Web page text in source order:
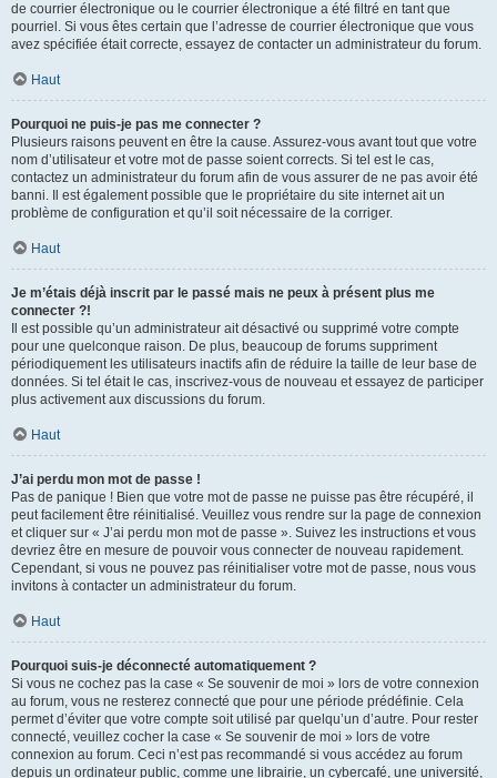
de courrier électronique ou le courrier électronique a été filtré en tant que
pourriel. Si vous êtes certain que l’adresse de courrier électronique que vous
avez spécifiée était correcte, essayez de contacter un administrateur du forum.
Haut
Pourquoi ne puis-je pas me connecter ?
Plusieurs raisons peuvent en être la cause. Assurez-vous avant tout que votre
nom d’utilisateur et votre mot de passe soient corrects. Si tel est le cas,
contactez un administrateur du forum afin de vous assurer de ne pas avoir été
banni. Il est également possible que le propriétaire du site internet ait un
problème de configuration et qu’il soit nécessaire de la corriger.
Haut
Je m’étais déjà inscrit par le passé mais ne peux à présent plus me
connecter ?!
Il est possible qu’un administrateur ait désactivé ou supprimé votre compte
pour une quelconque raison. De plus, beaucoup de forums suppriment
périodiquement les utilisateurs inactifs afin de réduire la taille de leur base de
données. Si tel était le cas, inscrivez-vous de nouveau et essayez de participer
plus activement aux discussions du forum.
Haut
J’ai perdu mon mot de passe !
Pas de panique ! Bien que votre mot de passe ne puisse pas être récupéré, il
peut facilement être réinitialisé. Veuillez vous rendre sur la page de connexion
et cliquer sur « J’ai perdu mon mot de passe ». Suivez les instructions et vous
devriez être en mesure de pouvoir vous connecter de nouveau rapidement.
Cependant, si vous ne pouvez pas réinitialiser votre mot de passe, nous vous
invitons à contacter un administrateur du forum.
Haut
Pourquoi suis-je déconnecté automatiquement ?
Si vous ne cochez pas la case « Se souvenir de moi » lors de votre connexion
au forum, vous ne resterez connecté que pour une période prédéfinie. Cela
permet d’éviter que votre compte soit utilisé par quelqu’un d’autre. Pour rester
connecté, veuillez cocher la case « Se souvenir de moi » lors de votre
connexion au forum. Ceci n’est pas recommandé si vous accédez au forum
depuis un ordinateur public, comme une librairie, un cybercafé, une université,